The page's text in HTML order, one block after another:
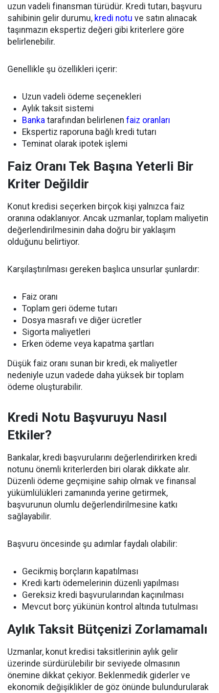
uzun vadeli finansman türüdür. Kredi tutarı, başvuru
sahibinin gelir durumu, kredi notu ve satın alınacak
taşınmazın ekspertiz değeri gibi kriterlere göre
belirlenebilir.
Genellikle şu özellikleri içerir:
Uzun vadeli ödeme seçenekleri
Aylık taksit sistemi
Banka tarafından belirlenen faiz oranları
Ekspertiz raporuna bağlı kredi tutarı
Teminat olarak ipotek işlemi
Faiz Oranı Tek Başına Yeterli Bir
Kriter Değildir
Konut kredisi seçerken birçok kişi yalnızca faiz
oranına odaklanıyor. Ancak uzmanlar, toplam maliyetin
değerlendirilmesinin daha doğru bir yaklaşım
olduğunu belirtiyor.
Karşılaştırılması gereken başlıca unsurlar şunlardır:
Faiz oranı
Toplam geri ödeme tutarı
Dosya masrafı ve diğer ücretler
Sigorta maliyetleri
Erken ödeme veya kapatma şartları
Düşük faiz oranı sunan bir kredi, ek maliyetler
nedeniyle uzun vadede daha yüksek bir toplam
ödeme oluşturabilir.
Kredi Notu Başvuruyu Nasıl
Etkiler?
Bankalar, kredi başvurularını değerlendirirken kredi
notunu önemli kriterlerden biri olarak dikkate alır.
Düzenli ödeme geçmişine sahip olmak ve finansal
yükümlülükleri zamanında yerine getirmek,
başvurunun olumlu değerlendirilmesine katkı
sağlayabilir.
Başvuru öncesinde şu adımlar faydalı olabilir:
Gecikmiş borçların kapatılması
Kredi kartı ödemelerinin düzenli yapılması
Gereksiz kredi başvurularından kaçınılması
Mevcut borç yükünün kontrol altında tutulması
Aylık Taksit Bütçenizi Zorlamamalı
Uzmanlar, konut kredisi taksitlerinin aylık gelir
üzerinde sürdürülebilir bir seviyede olmasının
önemine dikkat çekiyor. Beklenmedik giderler ve
ekonomik değişiklikler de göz önünde bulundurularak